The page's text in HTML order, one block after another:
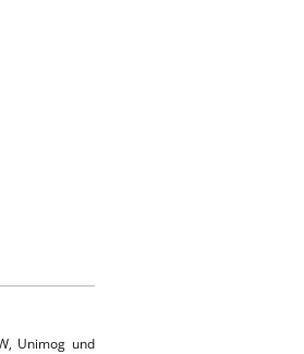
Unimog und